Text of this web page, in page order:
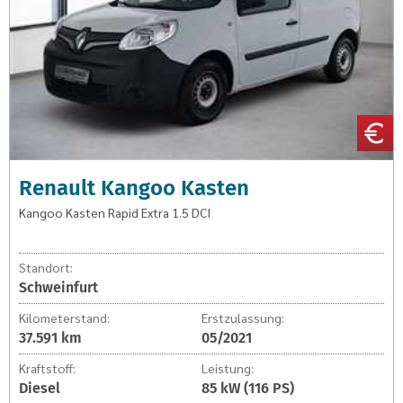
DCI
Renault Kangoo Kasten
Kangoo Kasten Rapid Extra 1.5 DCI
Standort:
Schweinfurt
Kilometerstand:
37.591 km
Erstzulassung:
05/2021
Kraftstoff:
Diesel
Leistung:
85 kW (116 PS)